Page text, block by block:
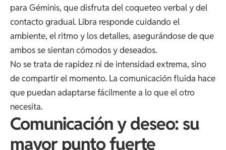
para Géminis, que disfruta del coqueteo verbal y del
contacto gradual. Libra responde cuidando el
ambiente, el ritmo y los detalles, asegurándose de que
ambos se sientan cómodos y deseados.
No se trata de rapidez ni de intensidad extrema, sino
de compartir el momento. La comunicación fluida hace
que puedan adaptarse fácilmente a lo que el otro
necesita.
Comunicación y deseo: su
mayor punto fuerte